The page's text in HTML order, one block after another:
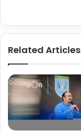
Related Articles